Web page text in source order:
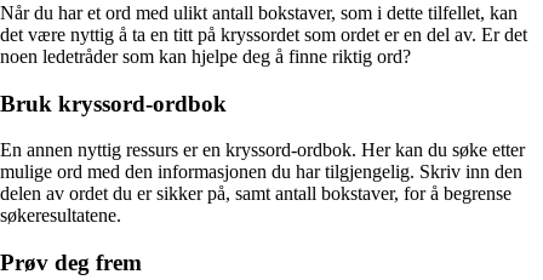
Når du har et ord med ulikt antall bokstaver, som i dette tilfellet, kan
det være nyttig å ta en titt på kryssordet som ordet er en del av. Er det
noen ledetråder som kan hjelpe deg å finne riktig ord?
Bruk kryssord-ordbok
En annen nyttig ressurs er en kryssord-ordbok. Her kan du søke etter
mulige ord med den informasjonen du har tilgjengelig. Skriv inn den
delen av ordet du er sikker på, samt antall bokstaver, for å begrense
søkeresultatene.
Prøv deg frem